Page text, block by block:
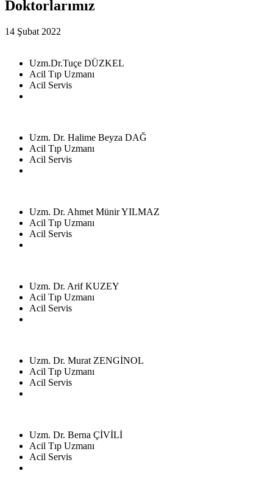
Doktorlarımız
14 Şubat 2022
Uzm.Dr.Tuçe DÜZKEL
Acil Tıp Uzmanı
Acil Servis
Uzm. Dr. Halime Beyza DAĞ
Acil Tıp Uzmanı
Acil Servis
Uzm. Dr. Ahmet Münir YILMAZ
Acil Tıp Uzmanı
Acil Servis
Uzm. Dr. Arif KUZEY
Acil Tıp Uzmanı
Acil Servis
Uzm. Dr. Murat ZENGİNOL
Acil Tıp Uzmanı
Acil Servis
Uzm. Dr. Berna ÇİVİLİ
Acil Tıp Uzmanı
Acil Servis